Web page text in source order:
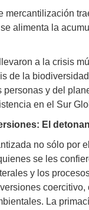
mercantilización
alimenta la
a la crisis
de la
y del
en el Sur
El
no sólo por
se les
y los
La